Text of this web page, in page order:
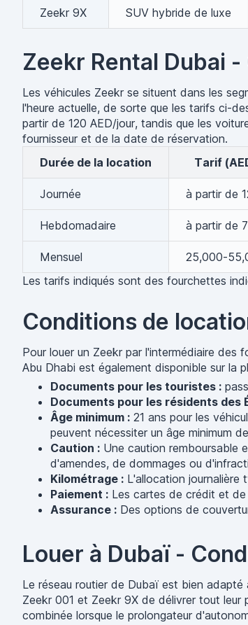
Zeekr 9X SUV hybride de luxe
Zeekr Rental Dubai
Les véhicules Zeekr se situent dans les
l'heure actuelle, de sorte que les tarifs ci-
partir de 120 AED/jour, tandis que les
fournisseur et de la date de réservation.
Durée de la location
Tarif
Journée à partir de
Hebdomadaire à partir de
Mensuel 25,000-
Les tarifs indiqués sont des fourchettes
Conditions de
Pour louer un Zeekr par l'intermédiaire des
Abu Dhabi est également disponible sur la
Documents pour les touristes :
Documents pour les résidents des
Âge minimum : 21 ans pour les
peuvent nécessiter un âge minimum
Caution : Une caution remboursable
d'amendes, de dommages ou
Kilométrage : L'allocation journalière
Paiement : Les cartes de crédit et
Assurance : Des options de
Louer à Dubaï -
Le réseau routier de Dubaï est bien
Zeekr 001 et Zeekr 9X de délivrer tout leur
combinée lorsque le prolongateur